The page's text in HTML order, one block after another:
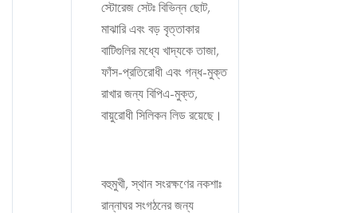
স্টোরেজ সেটঃ বিভিন্ন ছোট,
মাঝারি এবং বড় বৃত্তাকার
বাটিগুলির মধ্যে খাদ্যকে তাজা,
ফাঁস-প্রতিরোধী এবং গন্ধ-মুক্ত
রাখার জন্য বিপিএ-মুক্ত,
বায়ুরোধী সিলিকন লিড রয়েছে।
বহুমুখী, স্থান সংরক্ষণের নকশাঃ
রান্নাঘর সংগঠনের জন্য